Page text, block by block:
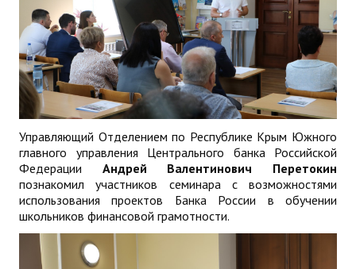
Управляющий Отделением по Республике Крым Южного
главного управления Центрального банка Российской
Федерации Андрей Валентинович Перетокин
познакомил участников семинара с возможностями
использования проектов Банка России в обучении
школьников финансовой грамотности.